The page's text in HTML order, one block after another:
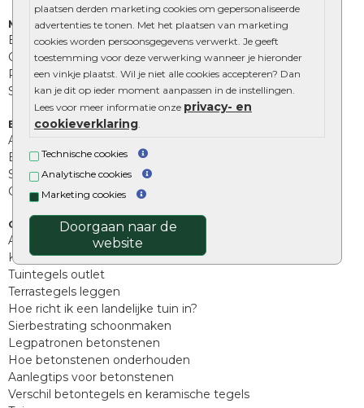
plaatsen derden marketing cookies om gepersonaliseerde
advertenties te tonen. Met het plaatsen van marketing
cookies worden persoonsgegevens verwerkt. Je geeft
toestemming voor deze verwerking wanneer je hieronder
een vinkje plaatst. Wil je niet alle cookies accepteren? Dan
kan je dit op ieder moment aanpassen in de instellingen.
Lees voor meer informatie onze privacy- en
cookieverklaring.
Technische cookies
Analytische cookies
Marketing cookies
Doorgaan naar de
website
Muurelementen
Betonbielzen
Opsluitbanden
Palissades
Stapelblokken
Extra benodigdheden
Afwatering en diversen
Beplantings en betonelementen
Split, grind en zand
Oprit tegels
Overig
Aanbiedingen
Kunstgras
Tuintegels outlet
Terrastegels leggen
Hoe richt ik een landelijke tuin in?
Sierbestrating schoonmaken
Legpatronen betonstenen
Hoe betonstenen onderhouden
Aanlegtips voor betonstenen
Verschil betontegels en keramische tegels